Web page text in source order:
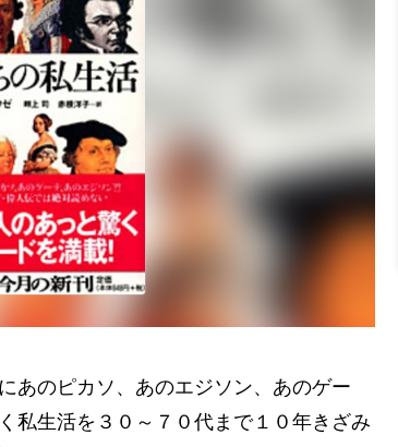
あのピカソ、あのエジソン、あのゲー
生活を３０～７０代まで１０年きざみ